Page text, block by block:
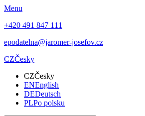
Menu
+420 491 847 111
epodatelna@jaromer-josefov.cz
CZČesky
CZČesky
ENEnglish
DEDeutsch
PLPo polsku